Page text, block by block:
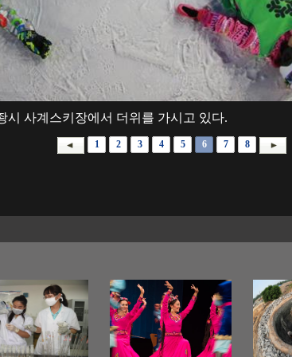
시 사계스키장에서 더위를 가시고 있다.
1 2 3 4 5 6 7 8